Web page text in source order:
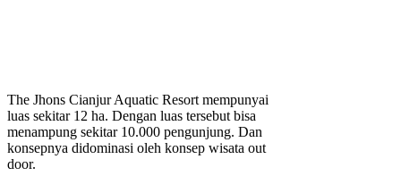
The Jhons Cianjur Aquatic Resort mempunyai
luas sekitar 12 ha. Dengan luas tersebut bisa
menampung sekitar 10.000 pengunjung. Dan
konsepnya didominasi oleh konsep wisata out
door.